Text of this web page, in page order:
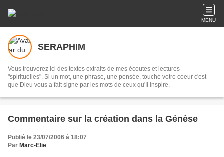
MENU
SERAPHIM
Vous trouverez ici des textes extraits de mes écoutes et lectures
"spirituelles". Si un mot, une phrase, une pensée, touche votre coeur c'est
que Dieu vous a fait signe par les mots de ceux qu'Il inspire.
Commentaire sur la création dans la Génèse
Publié le 23/07/2006 à 18:07
Par Marc-Elie